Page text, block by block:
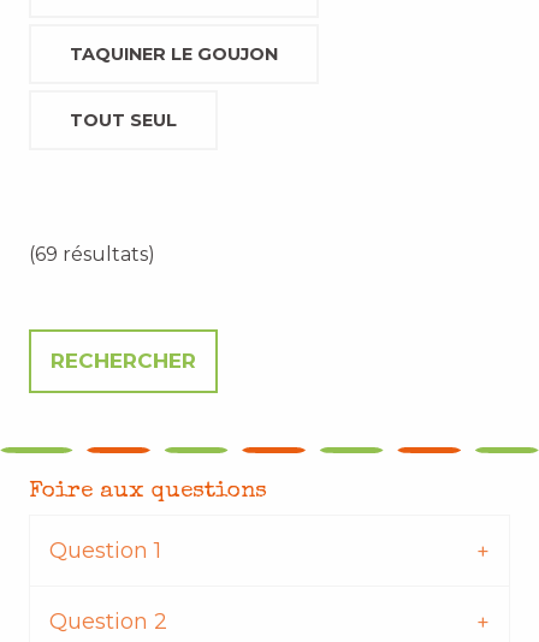
TAQUINER LE GOUJON
TOUT SEUL
(69 résultats)
Foire aux questions
Question 1
Question 2